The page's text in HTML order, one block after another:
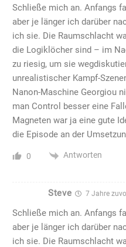
Schließe mich an. Anfangs
aber je länger ich darüber
ich sie. Die Raumschlacht
die Logiklöcher sind – im
zu riesig, um sie
unrealistischer Kampf-
Nanon-Maschine Georgiou
man Control besser eine
Magneten war ja eine gute
die Episode an der
0 Antworten
Steve 7 Jahre
Schließe mich an. Anfangs
aber je länger ich darüber
ich sie. Die Raumschlacht